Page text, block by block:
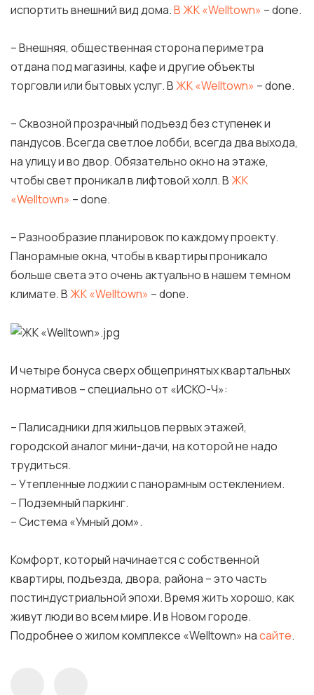
испортить внешний вид дома.В ЖК «Welltown» – done.
– Внешняя, общественная сторона периметра
отдана под магазины, кафе и другие объекты
торговли или бытовых услуг. ВЖК «Welltown» – done.
– Сквозной прозрачный подъезд без ступенек и
пандусов. Всегда светлое лобби, всегда два выхода,
на улицу и во двор. Обязательно окно на этаже,
чтобы свет проникал в лифтовой холл. ВЖК
«Welltown» – done.
– Разнообразие планировок по каждому проекту.
Панорамные окна, чтобы в квартиры проникало
больше света это очень актуально в нашем темном
климате. ВЖК «Welltown» – done.
И четыре бонуса сверх общепринятых квартальных
нормативов – специально от «ИСКО-Ч»:
– Палисадники для жильцов первых этажей,
городской аналог мини-дачи, на которой не надо
трудиться.
– Утепленные лоджии с панорамным остеклением.
– Подземный паркинг.
– Система «Умный дом».
Комфорт, который начинается с собственной
квартиры, подъезда, двора, района – это часть
постиндустриальной эпохи. Время жить хорошо, как
живут люди во всем мире. И в Новом городе.
Подробнее о жилом комплексе «Welltown» насайте.